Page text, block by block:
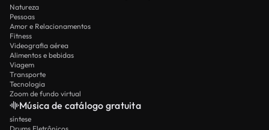
Natureza
Pessoas
Amor e Relacionamentos
Fitness
Videografia aérea
Alimentos e bebidas
Viagem
Transporte
Tecnologia
Zoom de fundo virtual
Música de catálogo gratuita
síntese